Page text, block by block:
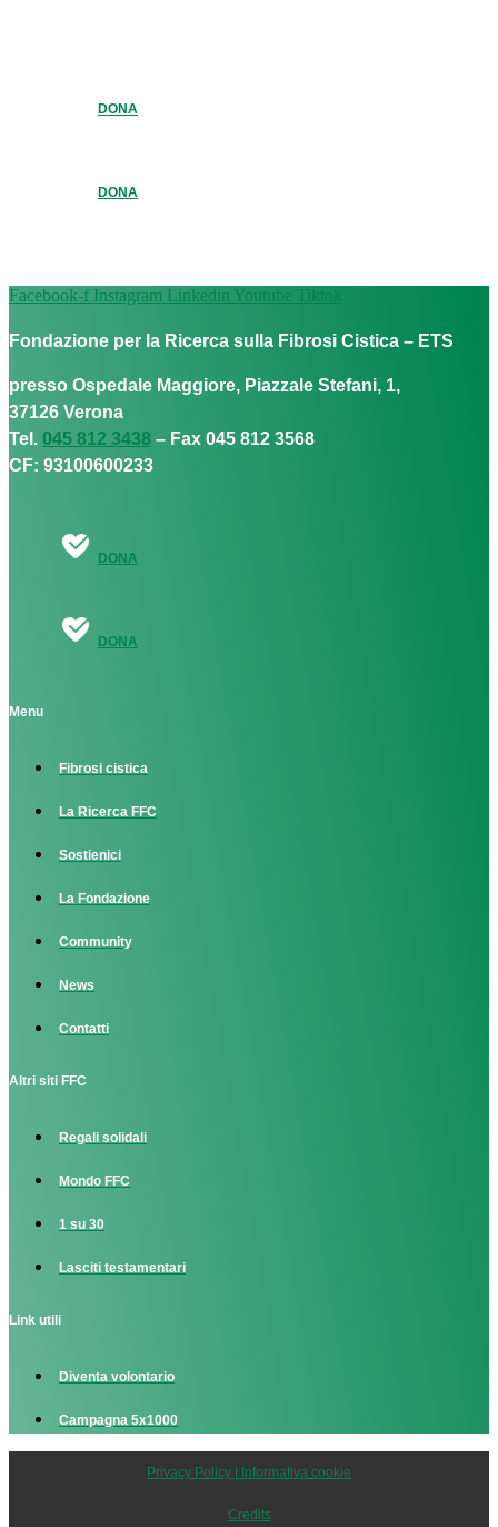
DONA
DONA
Facebook-f Instagram Linkedin Youtube Tiktok
Fondazione per la Ricerca sulla Fibrosi Cistica – ETS
presso Ospedale Maggiore, Piazzale Stefani, 1,
37126 Verona
Tel. 045 812 3438 – Fax 045 812 3568
CF: 93100600233
DONA
DONA
Menu
Fibrosi cistica
La Ricerca FFC
Sostienici
La Fondazione
Community
News
Contatti
Altri siti FFC
Regali solidali
Mondo FFC
1 su 30
Lasciti testamentari
Link utili
Diventa volontario
Campagna 5x1000
Privacy Policy | Informativa cookie
Credits